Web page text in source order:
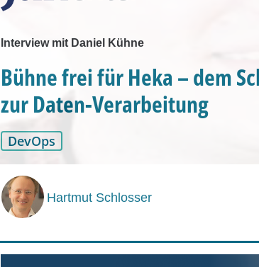
Interview mit Daniel Kühne
Bühne frei für Heka – dem
zur Daten-Verarbeitung
DevOps
Hartmut Schlosser